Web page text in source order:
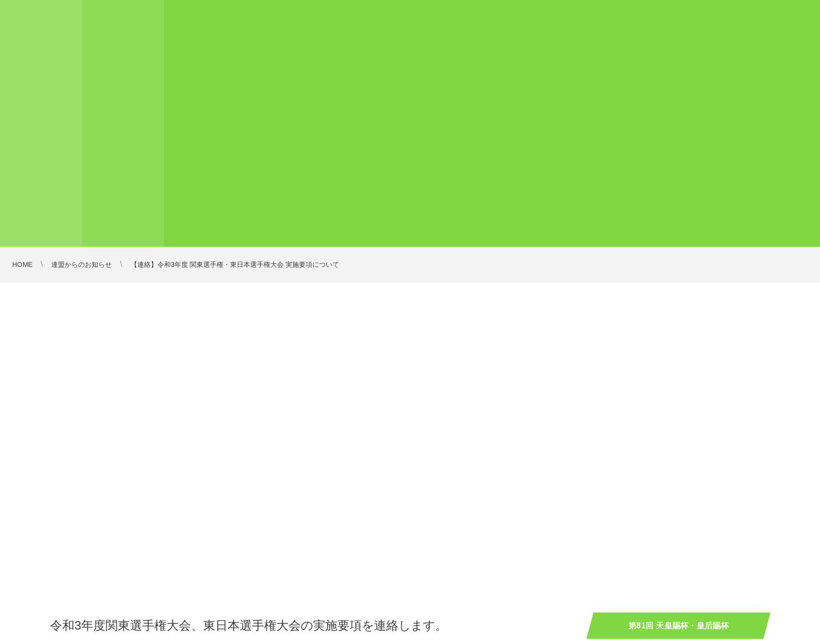
HOME 連盟からのお知らせ 【連絡】令和3年度 関東選手権・東日本選手権大会 実施要項について
令和3年度関東選手権大会、東日本選手権大会の実施要項を連絡します。
第81回 天皇賜杯・皇后賜杯